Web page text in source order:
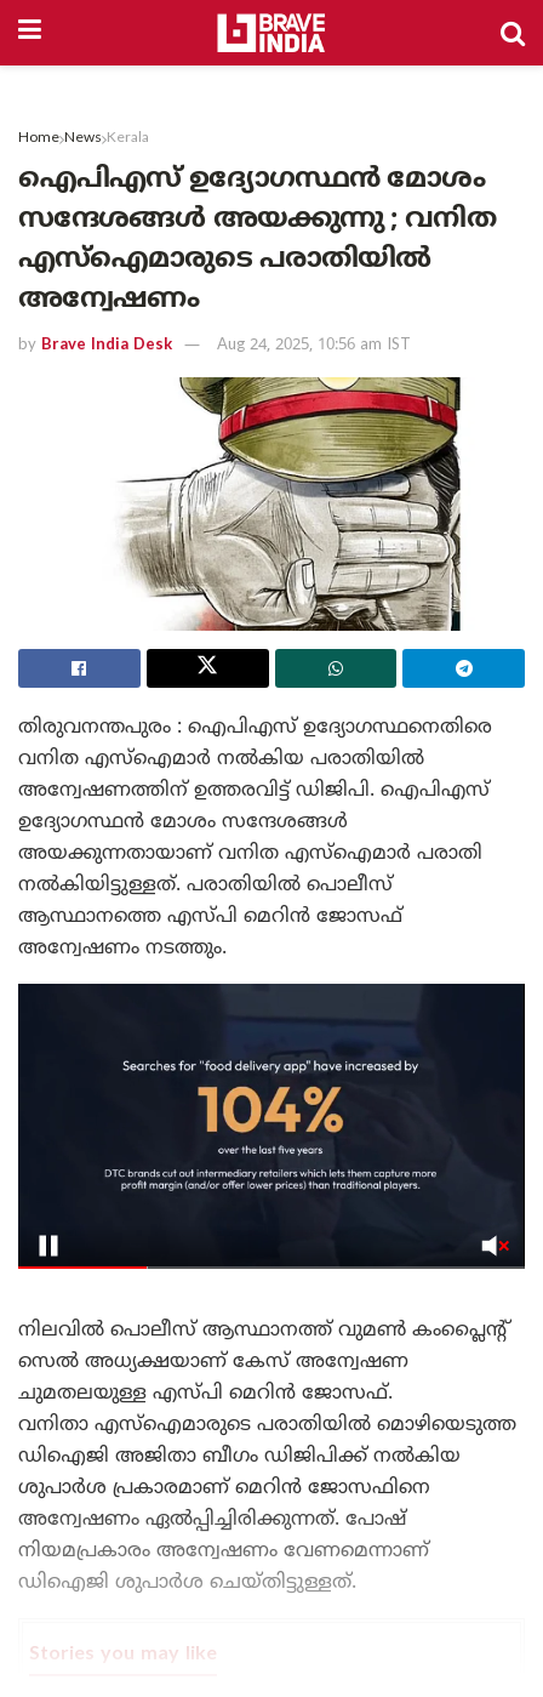
Home News Kerala
ഐപിഎസ് ഉദ്യോഗസ്ഥൻ മോശം
സന്ദേശങ്ങൾ അയക്കുന്നു ; വനിത
എസ്ഐമാരുടെ പരാതിയിൽ
അന്വേഷണം
by Brave India Desk Aug 24, 2025, 10:56 am IST
തിരുവനന്തപുരം : ഐപിഎസ് ഉദ്യോഗസ്ഥനെതിരെ
വനിത എസ്ഐമാർ നൽകിയ പരാതിയിൽ
അന്വേഷണത്തിന് ഉത്തരവിട്ട് ഡിജിപി. ഐപിഎസ്
ഉദ്യോഗസ്ഥൻ മോശം സന്ദേശങ്ങൾ
അയക്കുന്നതായാണ് വനിത എസ്ഐമാർ പരാതി
നൽകിയിട്ടുള്ളത്. പരാതിയിൽ പൊലീസ്
ആസ്ഥാനത്തെ എസ്‌പി മെറിൻ ജോസഫ്
അന്വേഷണം നടത്തും.
നിലവിൽ പൊലീസ് ആസ്ഥാനത്ത് വുമൺ കംപ്ലൈൻ്റ്
സെൽ അധ്യക്ഷയാണ് കേസ് അന്വേഷണ
ചുമതലയുള്ള എസ്‌പി മെറിൻ ജോസഫ്.
വനിതാ എസ്ഐമാരുടെ പരാതിയിൽ മൊഴിയെടുത്ത
ഡിഐജി അജിതാ ബീഗം ഡിജിപിക്ക് നൽകിയ
ശുപാർശ പ്രകാരമാണ് മെറിൻ ജോസഫിനെ
അന്വേഷണം ഏൽപ്പിച്ചിരിക്കുന്നത്. പോഷ്
നിയമപ്രകാരം അന്വേഷണം വേണമെന്നാണ്
ഡിഐജി ശുപാർശ ചെയ്തിട്ടുള്ളത്.
Stories you may like